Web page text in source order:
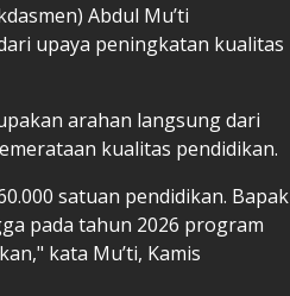
Abdul Mu’ti
upaya peningkatan kualitas
arahan langsung dari
kualitas pendidikan.
satuan pendidikan. Bapak
pada tahun 2026 program
kata Mu’ti, Kamis